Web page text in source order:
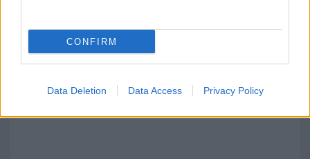
CONFIRM
Data Deletion Data Access Privacy Policy